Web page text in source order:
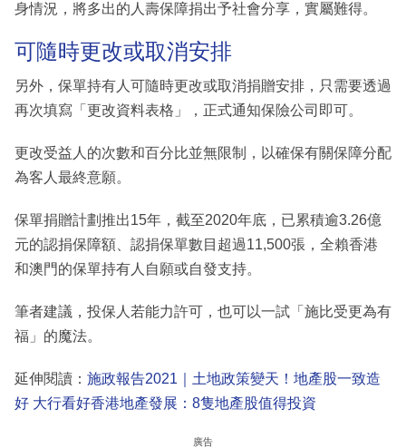
身情況，將多出的人壽保障捐出予社會分享，實屬難得。
可隨時更改或取消安排
另外，保單持有人可隨時更改或取消捐贈安排，只需要透過
再次填寫「更改資料表格」，正式通知保險公司即可。
更改受益人的次數和百分比並無限制，以確保有關保障分配
為客人最終意願。
保單捐贈計劃推出15年，截至2020年底，已累積逾3.26億
元的認捐保障額、認捐保單數目超過11,500張，全賴香港
和澳門的保單持有人自願或自發支持。
筆者建議，投保人若能力許可，也可以一試「施比受更為有
福」的魔法。
延伸閱讀： 施政報告2021｜土地政策變天！地產股一致造
好 大行看好香港地產發展：8隻地產股值得投資
廣告